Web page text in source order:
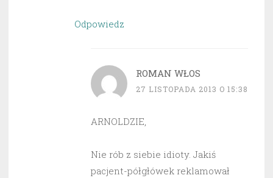
Odpowiedz
ROMAN WŁOS
27 LISTOPADA 2013 O 15:38
ARNOLDZIE,
Nie rób z siebie idioty. Jakiś
pacjent-półgłówek reklamował